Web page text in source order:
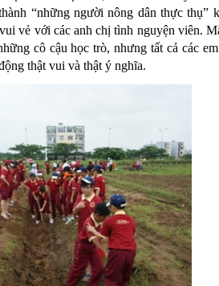
“những người nông dân thực thụ”
vẻ với các anh chị tình nguyện viên.
cô cậu học trò, nhưng tất cả các
thật vui và thật ý nghĩa.